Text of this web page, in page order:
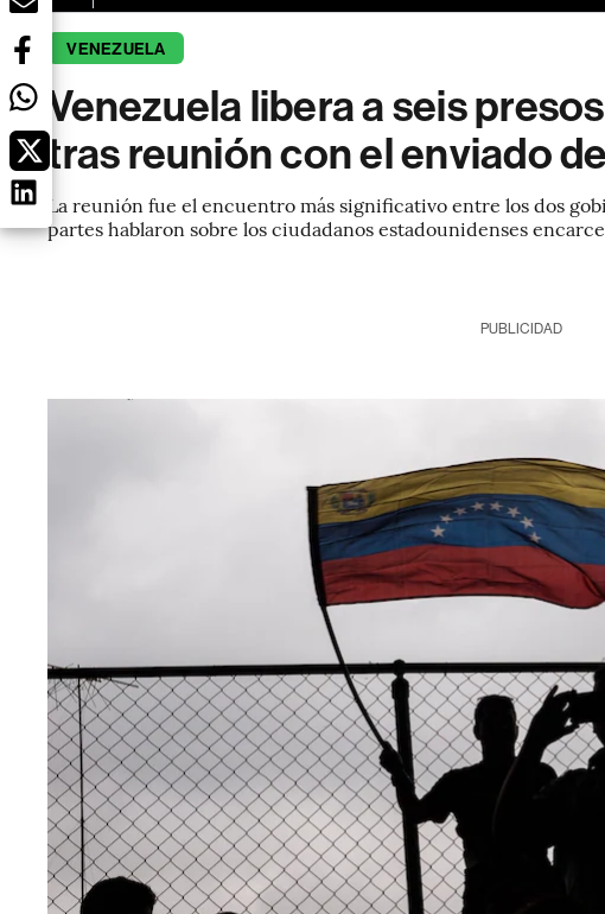
VENEZUELA
Venezuela libera a seis
tras reunión con el enviado
La reunión fue el encuentro más significativo entre los dos
partes hablaron sobre los ciudadanos estadounidenses
PUBLICIDAD